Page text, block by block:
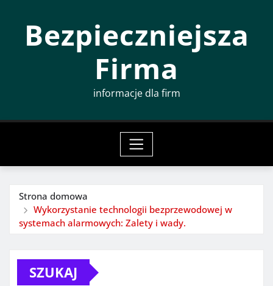
Bezpieczniejsza
Firma
informacje dla firm
Strona domowa
Wykorzystanie technologii bezprzewodowej w
systemach alarmowych: Zalety i wady.
SZUKAJ